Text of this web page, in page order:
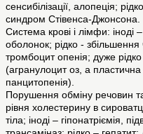
сенсибілізації, алопеція;
синдром Стівенса-Джонсона.
Система крові і лімфи: іноді
оболонок; рідко - збільшення
тромбоцит опенія; дуже
(агранулоцит оз, а
панцитопенія).
Порушення обміну речовин
рівня холестерину в
тіла; іноді – гіпонатріємія,